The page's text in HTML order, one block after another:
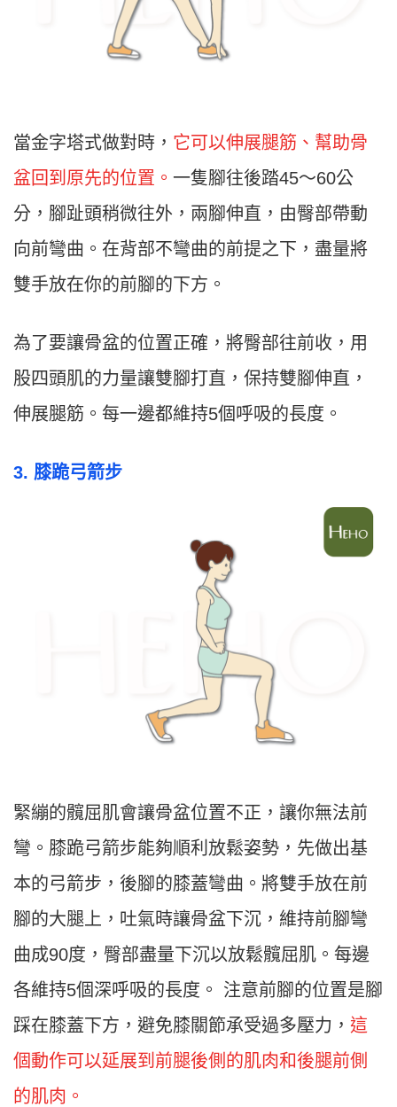
當金字塔式做對時， 它可以伸展腿筋、幫助骨
盆回到原先的位置。 一隻腳往後踏45～60公
分，腳趾頭稍微往外，兩腳伸直，由臀部帶動
向前彎曲。在背部不彎曲的前提之下，盡量將
雙手放在你的前腳的下方。
為了要讓骨盆的位置正確，將臀部往前收，用
股四頭肌的力量讓雙腳打直，保持雙腳伸直，
伸展腿筋。每一邊都維持5個呼吸的長度。
3. 膝跪弓箭步
緊繃的髖屈肌會讓骨盆位置不正，讓你無法前
彎。膝跪弓箭步能夠順利放鬆姿勢，先做出基
本的弓箭步，後腳的膝蓋彎曲。將雙手放在前
腳的大腿上，吐氣時讓骨盆下沉，維持前腳彎
曲成90度，臀部盡量下沉以放鬆髖屈肌。每邊
各維持5個深呼吸的長度。 注意前腳的位置是腳
踩在膝蓋下方，避免膝關節承受過多壓力， 這
個動作可以延展到前腿後側的肌肉和後腿前側
的肌肉。